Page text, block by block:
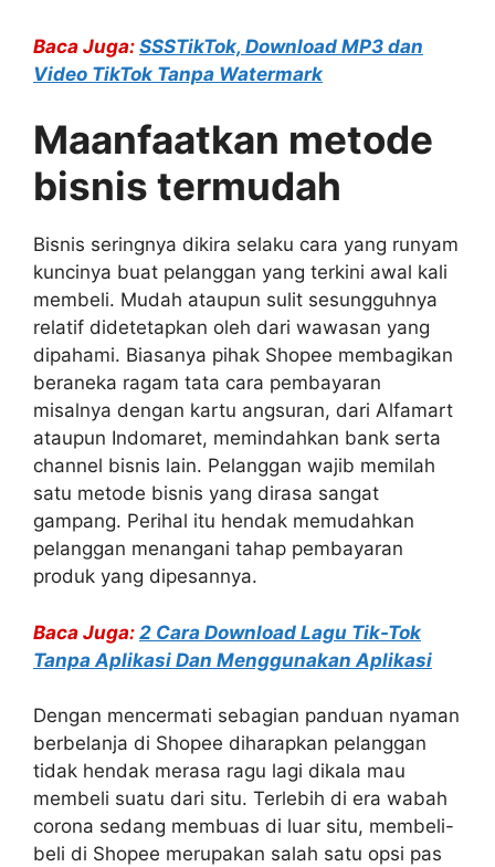
Baca Juga: SSSTikTok, Download MP3 dan
Video TikTok Tanpa Watermark
Maanfaatkan metode
bisnis termudah
Bisnis seringnya dikira selaku cara yang runyam
kuncinya buat pelanggan yang terkini awal kali
membeli. Mudah ataupun sulit sesungguhnya
relatif didetetapkan oleh dari wawasan yang
dipahami. Biasanya pihak Shopee membagikan
beraneka ragam tata cara pembayaran
misalnya dengan kartu angsuran, dari Alfamart
ataupun Indomaret, memindahkan bank serta
channel bisnis lain. Pelanggan wajib memilah
satu metode bisnis yang dirasa sangat
gampang. Perihal itu hendak memudahkan
pelanggan menangani tahap pembayaran
produk yang dipesannya.
Baca Juga: 2 Cara Download Lagu Tik-Tok
Tanpa Aplikasi Dan Menggunakan Aplikasi
Dengan mencermati sebagian panduan nyaman
berbelanja di Shopee diharapkan pelanggan
tidak hendak merasa ragu lagi dikala mau
membeli suatu dari situ. Terlebih di era wabah
corona sedang membuas di luar situ, membeli-
beli di Shopee merupakan salah satu opsi pas